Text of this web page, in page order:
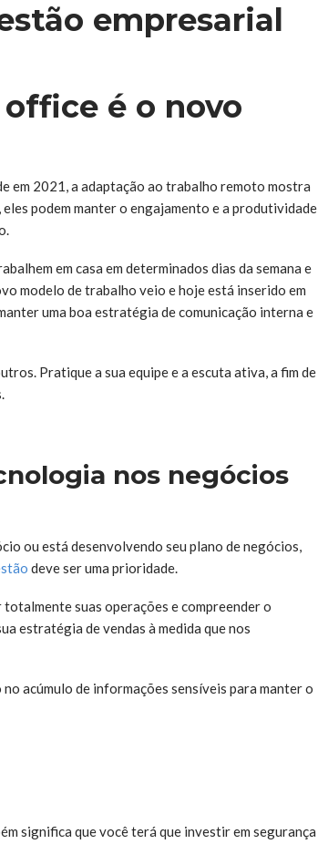
empresarial
é o novo
em 2021, a adaptação ao trabalho remoto mostra
podem manter o engajamento e a produtividade
em casa em determinados dias da semana e
modelo de trabalho veio e hoje está inserido em
uma boa estratégia de comunicação interna e
Pratique a sua equipe e a escuta ativa, a fim de
nos negócios
ou está desenvolvendo seu plano de negócios,
deve ser uma prioridade.
suas operações e compreender o
estratégia de vendas à medida que nos
acúmulo de informações sensíveis para manter o
significa que você terá que investir em segurança